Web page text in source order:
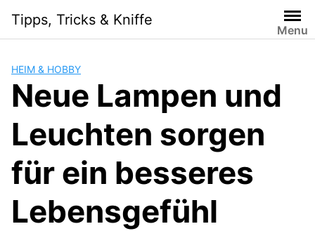
content
Tipps, Tricks & Kniffe
Menu
HEIM & HOBBY
Neue Lampen und
Leuchten sorgen
für ein besseres
Lebensgefühl